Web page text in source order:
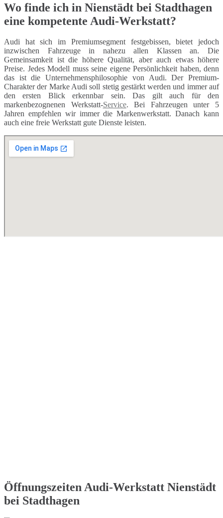
Wo finde ich in Nienstädt bei Stadthagen
eine kompetente Audi-Werkstatt?
Audi hat sich im Premiumsegment festgebissen, bietet jedoch
inzwischen Fahrzeuge in nahezu allen Klassen an. Die
Gemeinsamkeit ist die höhere Qualität, aber auch etwas höhere
Preise. Jedes Modell muss seine eigene Persönlichkeit haben, denn
das ist die Unternehmensphilosophie von Audi. Der Premium-
Charakter der Marke Audi soll stetig gestärkt werden und immer auf
den ersten Blick erkennbar sein. Das gilt auch für den
markenbezognenen Werkstatt-Service. Bei Fahrzeugen unter 5
Jahren empfehlen wir immer die Markenwerkstatt. Danach kann
auch eine freie Werkstatt gute Dienste leisten.
Öffnungszeiten Audi-Werkstatt Nienstädt
bei Stadthagen